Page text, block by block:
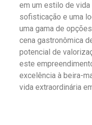
em um estilo de
sofisticação e uma
uma gama de
cena gastronômica
potencial de
este
excelência à beira-
vida extraordinária